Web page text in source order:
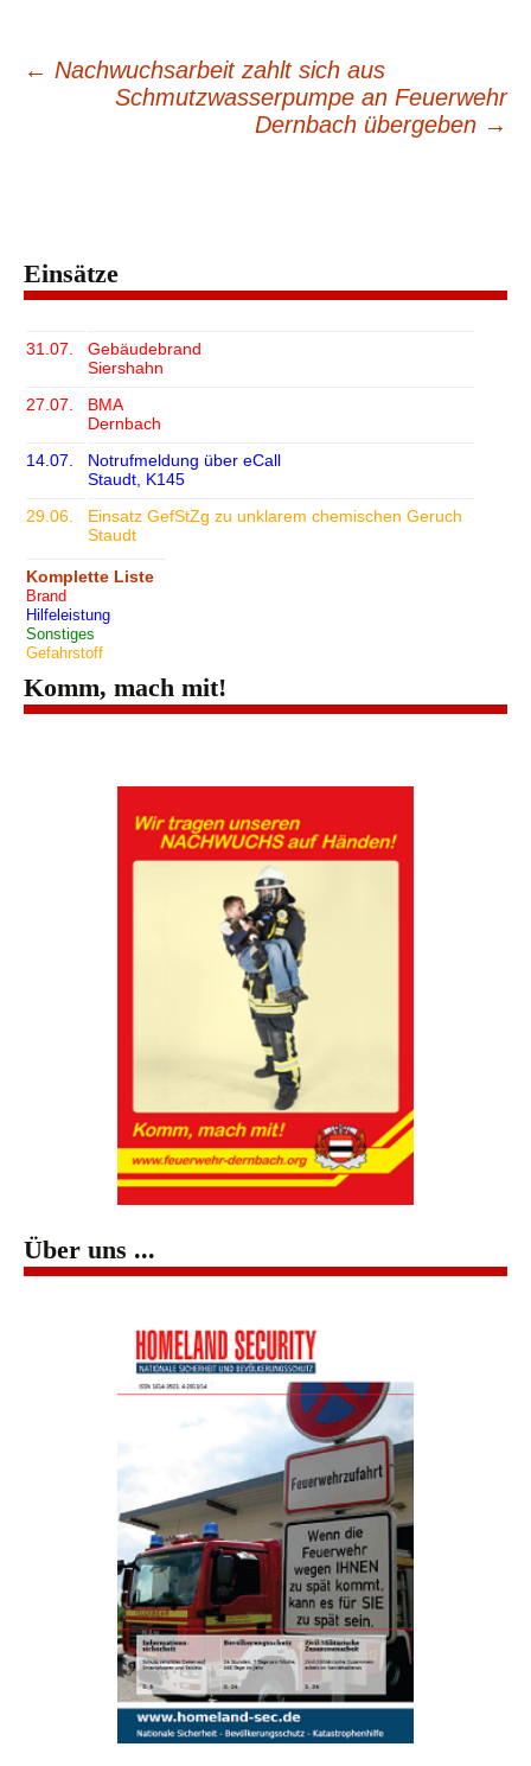
Beitragsnavigation
← Nachwuchsarbeit zahlt sich aus
Schmutzwasserpumpe an Feuerwehr
Dernbach übergeben →
Einsätze
31.07.
Gebäudebrand
Siershahn
27.07.
BMA
Dernbach
14.07.
Notrufmeldung über eCall
Staudt, K145
29.06.
Einsatz GefStZg zu unklarem chemischen Geruch
Staudt
Komplette Liste
Brand
Hilfeleistung
Sonstiges
Gefahrstoff
Komm, mach mit!
Über uns ...